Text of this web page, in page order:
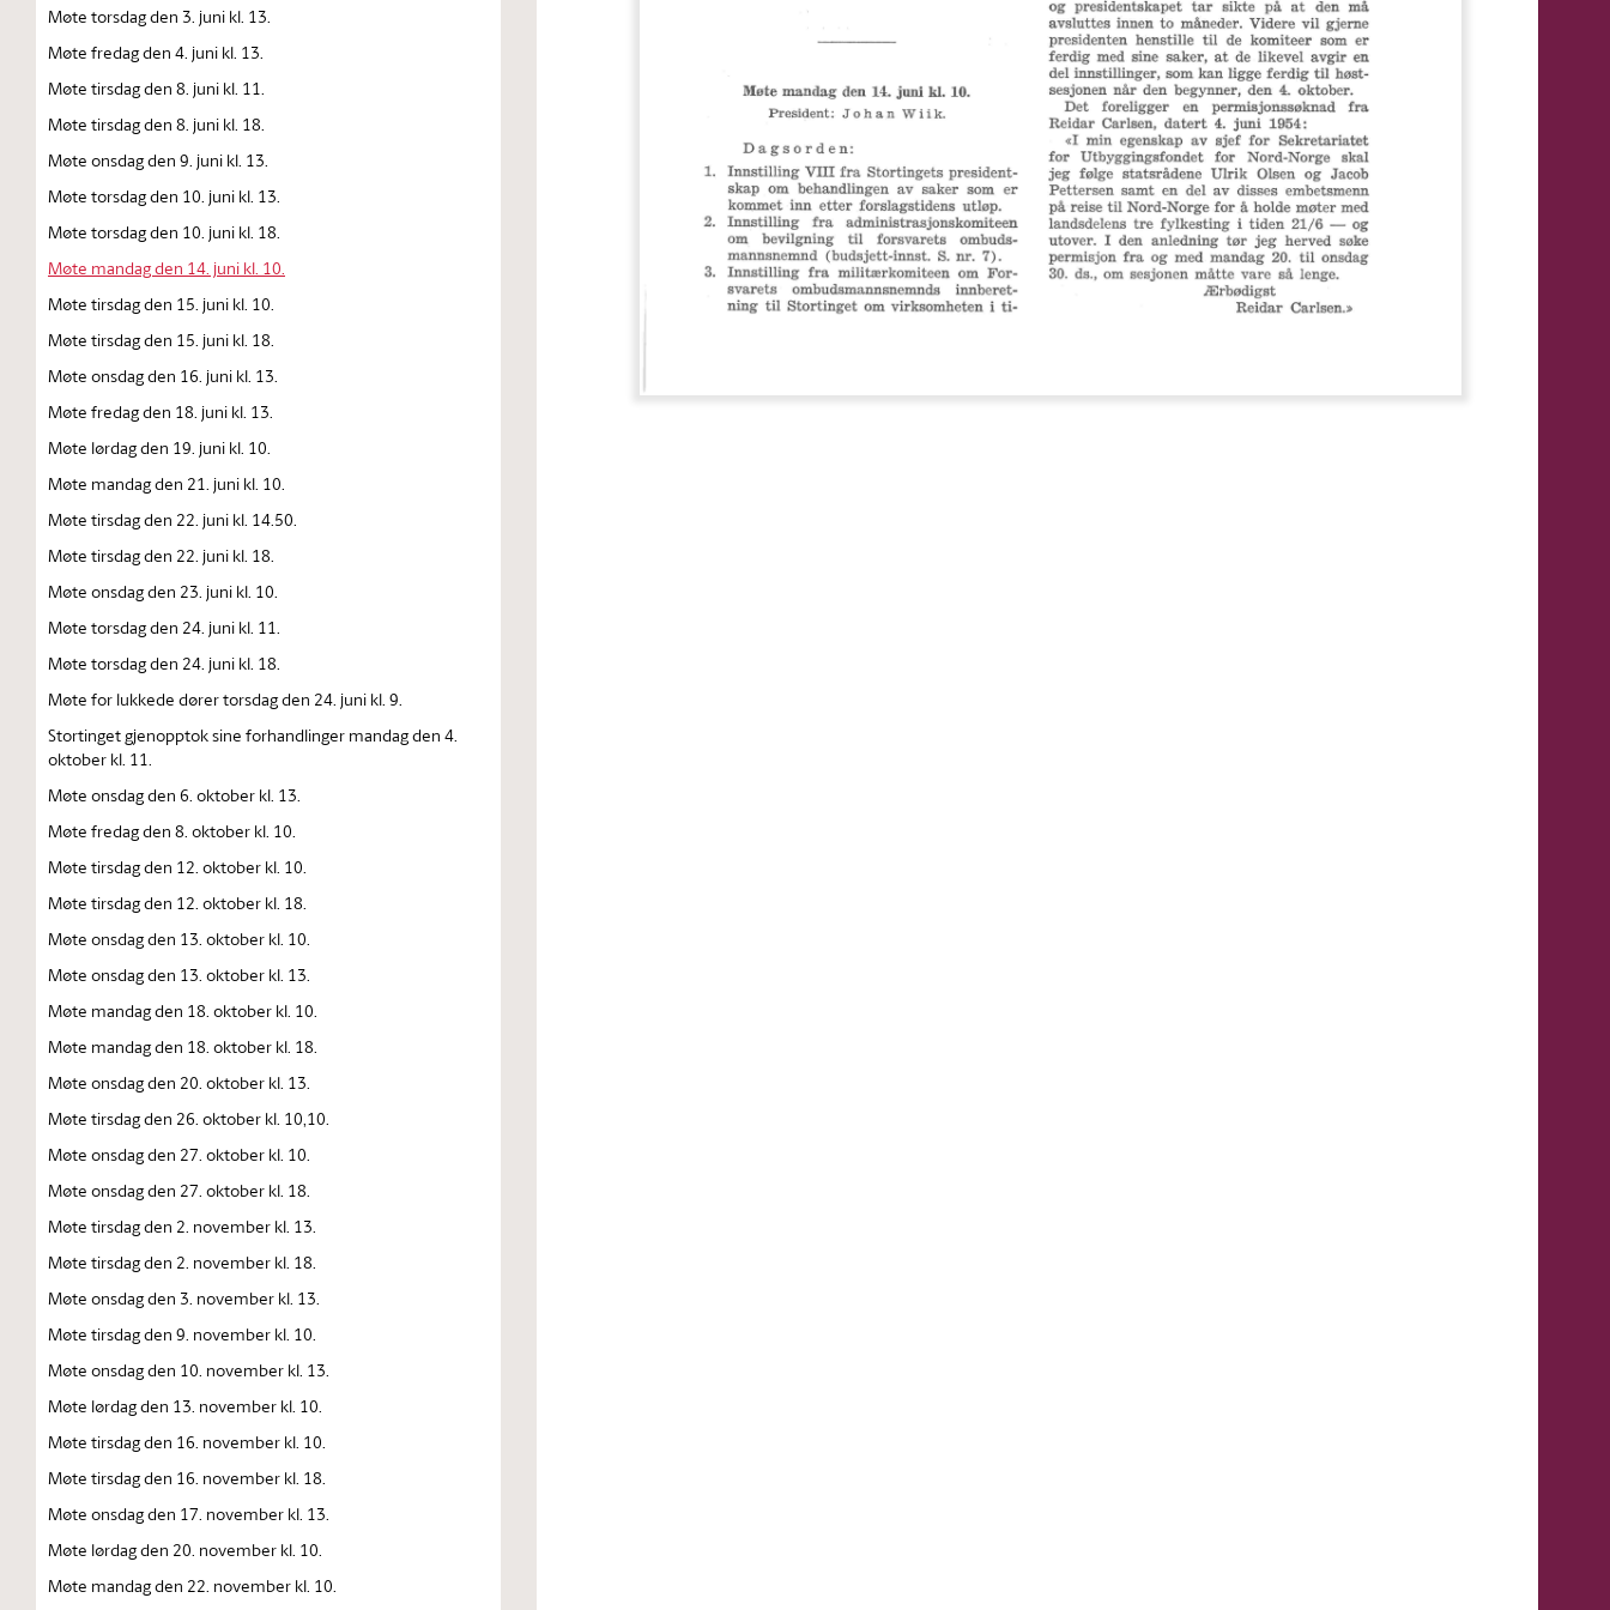
Møte torsdag den 3. juni kl. 13.
Møte fredag den 4. juni kl. 13.
Møte tirsdag den 8. juni kl. 11.
Møte tirsdag den 8. juni kl. 18.
Møte onsdag den 9. juni kl. 13.
Møte torsdag den 10. juni kl. 13.
Møte torsdag den 10. juni kl. 18.
Møte mandag den 14. juni kl. 10.
Møte tirsdag den 15. juni kl. 10.
Møte tirsdag den 15. juni kl. 18.
Møte onsdag den 16. juni kl. 13.
Møte fredag den 18. juni kl. 13.
Møte lørdag den 19. juni kl. 10.
Møte mandag den 21. juni kl. 10.
Møte tirsdag den 22. juni kl. 14.50.
Møte tirsdag den 22. juni kl. 18.
Møte onsdag den 23. juni kl. 10.
Møte torsdag den 24. juni kl. 11.
Møte torsdag den 24. juni kl. 18.
Møte for lukkede dører torsdag den 24. juni kl. 9.
Stortinget gjenopptok sine forhandlinger mandag den 4.
oktober kl. 11.
Møte onsdag den 6. oktober kl. 13.
Møte fredag den 8. oktober kl. 10.
Møte tirsdag den 12. oktober kl. 10.
Møte tirsdag den 12. oktober kl. 18.
Møte onsdag den 13. oktober kl. 10.
Møte onsdag den 13. oktober kl. 13.
Møte mandag den 18. oktober kl. 10.
Møte mandag den 18. oktober kl. 18.
Møte onsdag den 20. oktober kl. 13.
Møte tirsdag den 26. oktober kl. 10,10.
Møte onsdag den 27. oktober kl. 10.
Møte onsdag den 27. oktober kl. 18.
Møte tirsdag den 2. november kl. 13.
Møte tirsdag den 2. november kl. 18.
Møte onsdag den 3. november kl. 13.
Møte tirsdag den 9. november kl. 10.
Møte onsdag den 10. november kl. 13.
Møte lørdag den 13. november kl. 10.
Møte tirsdag den 16. november kl. 10.
Møte tirsdag den 16. november kl. 18.
Møte onsdag den 17. november kl. 13.
Møte lørdag den 20. november kl. 10.
Møte mandag den 22. november kl. 10.